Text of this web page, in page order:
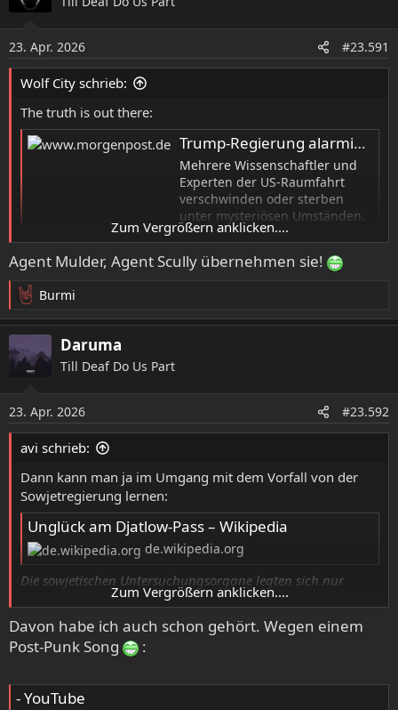
o
n
e
n
23. Apr. 2026 #23.591
Wolf City schrieb:
The truth is out there:
Trump-Regierung alarmiert: Mehrere Ufo-Forscher erleiden rätselhaftes Schicksal
Mehrere Wissenschaftler und
Experten der US-Raumfahrt
verschwinden oder sterben
unter mysteriösen Umständen.
Das Weiße Haus ist alarmiert.
www.morgenpost.de
Zum Vergrößern anklicken....
Agent Mulder, Agent Scully übernehmen sie!
R
e
a
k
t
o
n
e
n
Burmi
Daruma
Till Deaf Do Us Part
23. Apr. 2026 #23.592
avi schrieb:
Dann kann man ja im Umgang mit dem Vorfall von der
Sowjetregierung lernen:
Unglück am Djatlow-Pass – Wikipedia
de.wikipedia.org
Die sowjetischen Untersuchungsorgane legten sich nur
darauf fest, dass „höhere Gewalt“ zu den Todesfällen
geführt habe.
Zum Vergrößern anklicken....
Davon habe ich auch schon gehört. Wegen einem
Post-Punk Song
:
- YouTube